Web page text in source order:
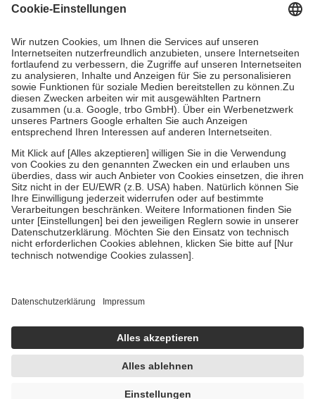
Grundsätzlich leisten Mitglieder Zuzahlungen in Höhe von zehn
höchstens zehn Euro.
Es sind jedoch nie mehr als die tatsächlichen
Kosten der Leistung zu entrichten.
Diese Regeln gelten grundsätzlich auch für Online-Apotheken.
Bei Heilmitteln und häuslicher Krankenpflege beträgt die
Zuzahlung zehn Prozent der Kosten sowie zehn Euro je
Verordnung.
Um das Engagement der Versicherten für ihre eigene Gesundheit zu
stärken und die besondere Stellung der Familie zu unterstützen,
fallenkeine Zuzahlungenan bei:
• Kindern und Jugendlichen bis zum vollendeten 18. Lebensjahr
mit Ausnahme der Fahrkosten
• Untersuchungen zur Vorsorge und Früherkennung, die von der
GKV getragen werden
• empfohlenen Schutzimpfungen
• Harn- und Blutteststreifen
getroffen, um sicherzustellen, dass es sich um echte Bewertungen
https://help.etrusted.com/hc/de/articles/4419944605341
Einige Bilder und Inhalte wurden unter Zuhilfenahme künstlicher